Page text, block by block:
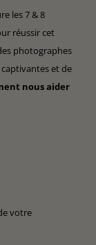
les 7 & 8
réussir cet
photographes
et de
nous aider
votre